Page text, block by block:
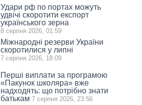
Удари рф по портах можуть
удвічі скоротити експорт
українського зерна
8 серпня 2026, 01:59
Міжнародні резерви України
скоротилися у липні
7 серпня 2026, 18:09
Перші виплати за програмою
«Пакунок школяра» вже
надходять: що потрібно знати
батькам 7 серпня 2026, 23:56